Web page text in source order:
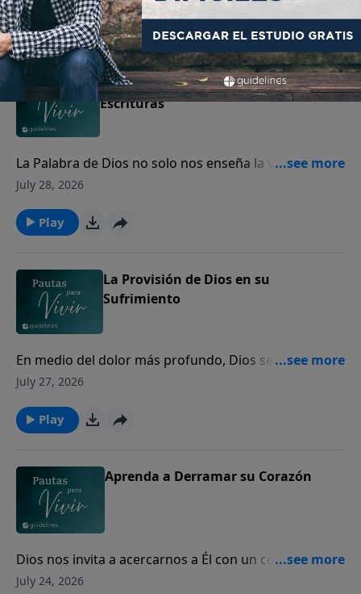
perdón.
Play
Cómo interpretar y aplicar las
Escrituras
La Palabra de Dios no solo nos enseña la verdad, sino
que transforma nuestro corazón y guía nuestra vida.
July 28, 2026
Play
La Provisión de Dios en su
Sufrimiento
En medio del dolor más profundo, Dios se acerca a
los corazones quebrantados para mostrarles Su
July 27, 2026
Play
Aprenda a Derramar su Corazón
Dios nos invita a acercarnos a Él con un corazón
sincero, incluso en nuestros momentos de mayor
July 24, 2026